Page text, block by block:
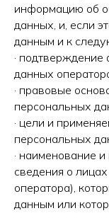
информацию об
данных, и, если
данным и к
·
данных
· правовые
персональных
· цели и
персональных
· наименование
сведения о
оператора),
данным или